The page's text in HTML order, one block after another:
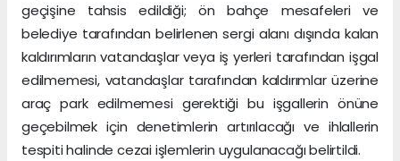
geçişine tahsis edildiği; ön bahçe mesafeleri ve
belediye tarafından belirlenen sergi alanı dışında kalan
kaldırımların vatandaşlar veya iş yerleri tarafından işgal
edilmemesi, vatandaşlar tarafından kaldırımlar üzerine
araç park edilmemesi gerektiği bu işgallerin önüne
geçebilmek için denetimlerin artırılacağı ve ihlallerin
tespiti halinde cezai işlemlerin uygulanacağı belirtildi.